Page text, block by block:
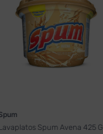
Spum Avena 425 G